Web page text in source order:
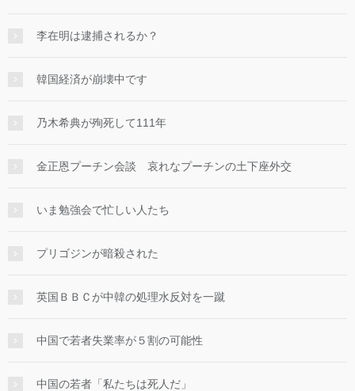
李在明は逮捕されるか？
韓国経済が崩壊中です
乃木希典が殉死して111年
金正恩プーチン会談 哀れなプーチンの土下座外交
いま勉強会で忙しい人たち
プリゴジンが暗殺された
英国ＢＢＣが中韓の処理水反対を一蹴
中国で若者失業率が５割の可能性
中国の若者「私たちは死人だ」